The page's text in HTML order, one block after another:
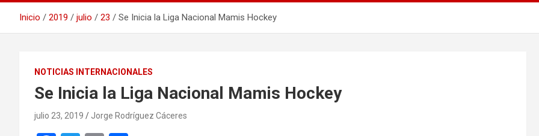
Inicio 2019 julio 23 Se Inicia la Liga Nacional Mamis Hockey
NOTICIAS INTERNACIONALES
Se Inicia la Liga Nacional Mamis Hockey
julio 23, 2019 Jorge Rodríguez Cáceres